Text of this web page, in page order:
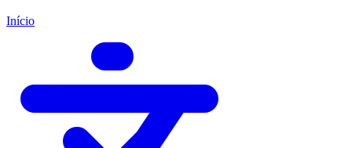
Início